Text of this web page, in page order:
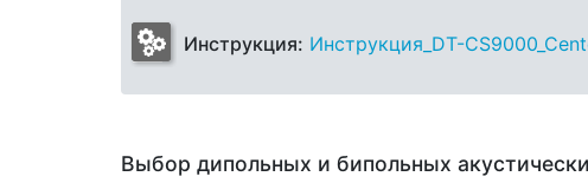
Инструкция: Инструкция_DT-
Выбор дипольных и бипольных